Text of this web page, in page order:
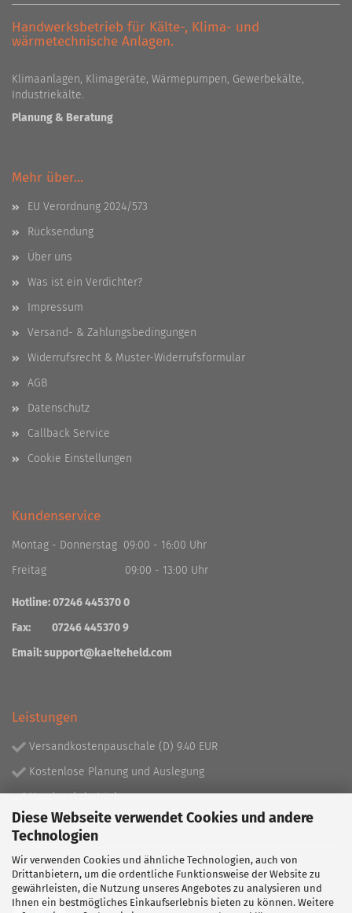
Diese Webseite verwendet Cookies und andere
Technologien
Wir verwenden Cookies und ähnliche Technologien, auch von
Drittanbietern, um die ordentliche Funktionsweise der Website zu
gewährleisten, die Nutzung unseres Angebotes zu analysieren und
Ihnen ein bestmögliches Einkaufserlebnis bieten zu können. Weitere
Handwerksbetrieb für Kälte-, Klima- und
wärmetechnische Anlagen.
Klimaanlagen, Klimageräte, Wärmepumpen, Gewerbekälte,
Industriekälte.
Planung & Beratung
Mehr über...
EU Verordnung 2024/573
Rücksendung
Über uns
Was ist ein Verdichter?
Impressum
Versand- & Zahlungsbedingungen
Widerrufsrecht & Muster-Widerrufsformular
AGB
Datenschutz
Callback Service
Cookie Einstellungen
Kundenservice
Montag - Donnerstag 09:00 - 16:00 Uhr
Freitag 09:00 - 13:00 Uhr
Hotline: 07246 445370 0
Fax: 07246 445370 9
Email:support@kaelteheld.com
Leistungen
Versandkostenpauschale (D) 9.40 EUR
Kostenlose Planung und Auslegung
Handwerksbetrieb
Lieferprogramm mit über 130.000 Artikeln!
Partner